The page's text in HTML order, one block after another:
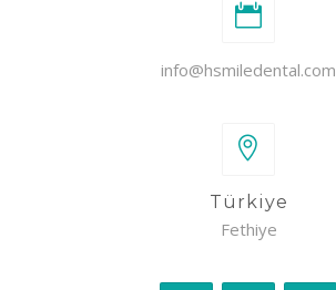
info@hsmiledental.com
Türkiye
Fethiye